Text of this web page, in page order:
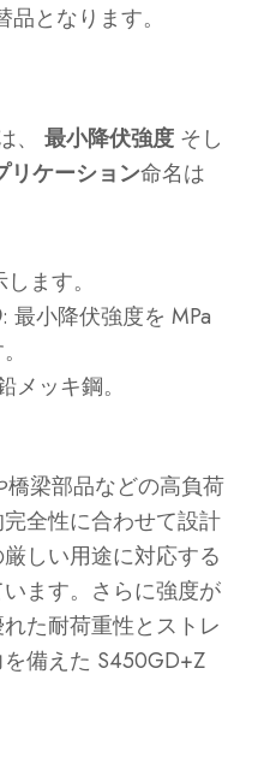
となります。
、最小降伏強度 そし
リケーション命名は
ます。
: 最小降伏強度を MPa
メッキ鋼。
橋梁部品などの高負荷
全性に合わせて設計
しい用途に対応する
ます。さらに強度が
た耐荷重性とストレ
備えた S450GD+Z